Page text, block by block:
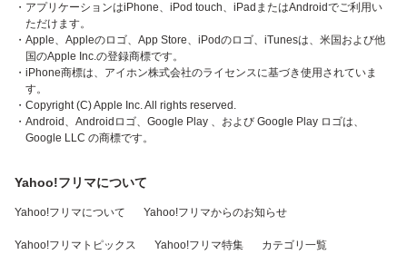
・アプリケーションはiPhone、iPod touch、iPadまたはAndroidでご利用い
ただけます。
・Apple、Appleのロゴ、App Store、iPodのロゴ、iTunesは、米国および他
国のApple Inc.の登録商標です。
・iPhone商標は、アイホン株式会社のライセンスに基づき使用されていま
す。
・Copyright (C) Apple Inc. All rights reserved.
・Android、Androidロゴ、Google Play 、および Google Play ロゴは、
Google LLC の商標です。
Yahoo!フリマについて
Yahoo!フリマについて Yahoo!フリマからのお知らせ
Yahoo!フリマトピックス Yahoo!フリマ特集 カテゴリ一覧